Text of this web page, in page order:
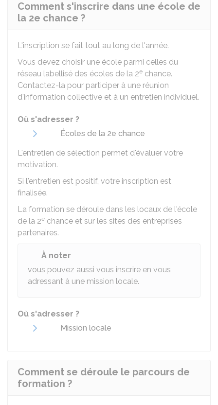
Comment s'inscrire dans une école de
la 2e chance ?
L'inscription se fait tout au long de l'année.
Vous devez choisir une école parmi celles du
réseau labellisé des écoles de la 2e chance.
Contactez-la pour participer à une réunion
d'information collective et à un entretien individuel.
Où s'adresser ?
Écoles de la 2e chance
L'entretien de sélection permet d'évaluer votre
motivation.
Si l'entretien est positif, votre inscription est
finalisée.
La formation se déroule dans les locaux de l'école
de la 2e chance et sur les sites des entreprises
partenaires.
À noter
vous pouvez aussi vous inscrire en vous
adressant à une mission locale.
Où s'adresser ?
Mission locale
Comment se déroule le parcours de
formation ?